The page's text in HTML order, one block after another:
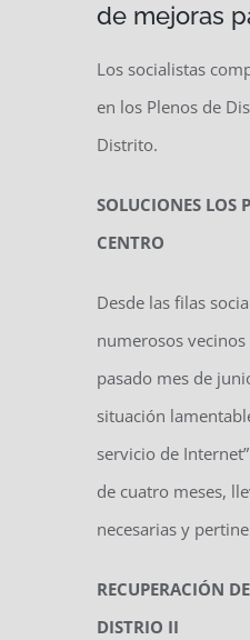
de mejoras
Los socialistas
en los Plenos de
Distrito.
SOLUCIONES LOS
CENTRO
Desde las filas
numerosos vecinos
pasado mes de
situación
servicio de
de cuatro meses,
necesarias y
RECUPERACIÓN
DISTRIO II